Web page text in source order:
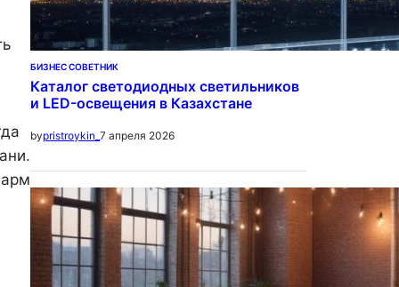
БИЗНЕС СОВЕТНИК
Каталог светодиодных светильников
и LED-освещения в Казахстане
bypristroykin_ 7 апреля 2026